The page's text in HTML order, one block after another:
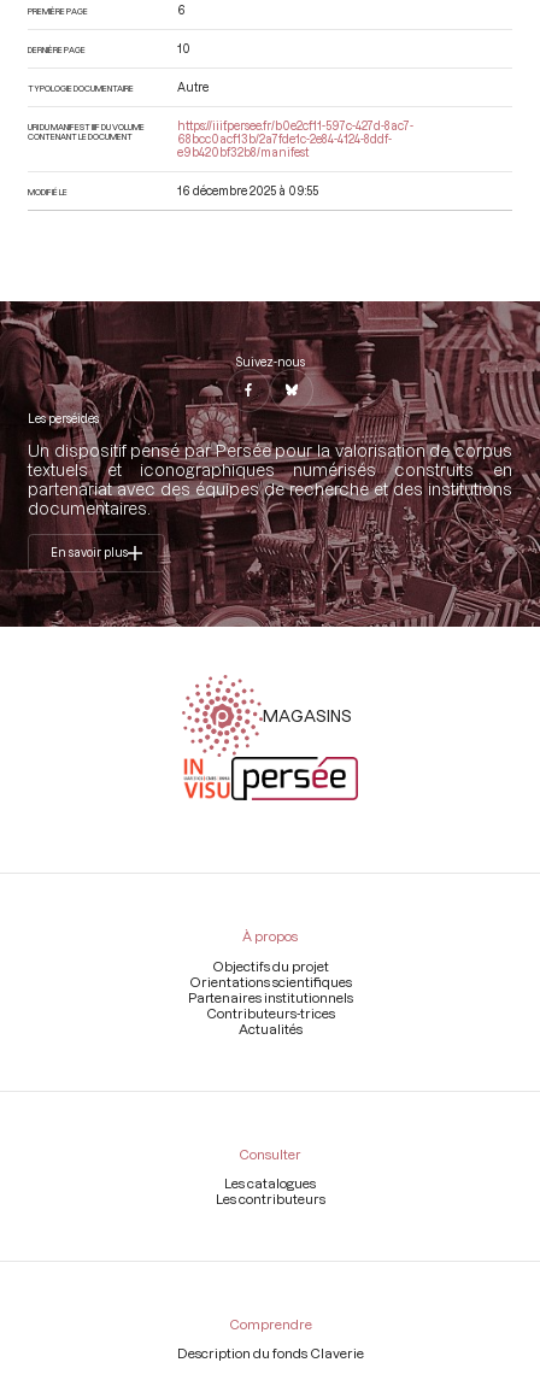
PREMIÈRE PAGE 6
DERNIÈRE PAGE 10
TYPOLOGIE DOCUMENTAIRE Autre
URI DU MANIFEST IIIF DU VOLUME
CONTENANT LE DOCUMENT
https://iiif.persee.fr/b0e2cf11-597c-427d-8ac7-
68bcc0acf13b/2a7fde1c-2e84-4124-8ddf-
e9b420bf32b8/manifest
MODIFIÉ LE 16 décembre 2025 à 09:55
Suivez-nous
Les perséides
Un dispositif pensé par Persée pour la valorisation de corpus
textuels et iconographiques numérisés construits en
partenariat avec des équipes de recherche et des institutions
documentaires.
En savoir plus
MAGASINS
Menu
À propos
Objectifs du projet
Orientations scientifiques
Partenaires institutionnels
Contributeurs-trices
Actualités
Consulter
Les catalogues
Les contributeurs
Comprendre
Description du fonds Claverie